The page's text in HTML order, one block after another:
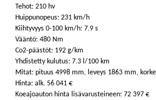
Tehot: 210 hv
Huippunopeus: 231 km/h
Kiihtyvyys 0-100 km/h: 7.9 s
Vääntö: 480 Nm
Co2-päästöt: 192 g/km
Yhdistetty kulutus: 7.3 l/100 km
Mitat: pituus 4998 mm, leveys 1863 mm,
Hinta: alk. 56 041 €
Koeajoauton hinta lisävarusteineen: 72 397 €